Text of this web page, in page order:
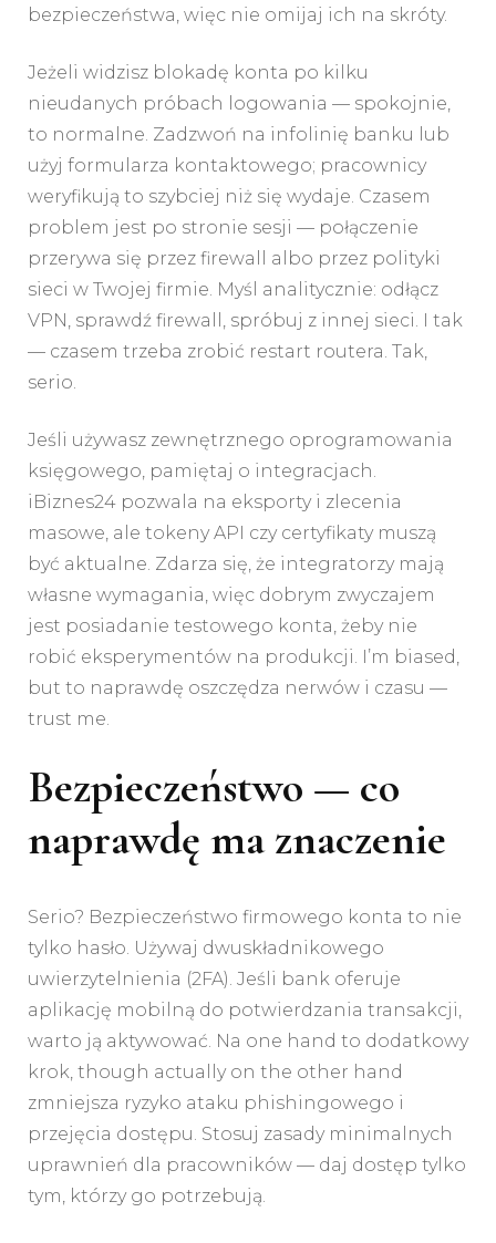
bezpieczeństwa, więc nie omijaj ich na skróty.
Jeżeli widzisz blokadę konta po kilku
nieudanych próbach logowania — spokojnie,
to normalne. Zadzwoń na infolinię banku lub
użyj formularza kontaktowego; pracownicy
weryfikują to szybciej niż się wydaje. Czasem
problem jest po stronie sesji — połączenie
przerywa się przez firewall albo przez polityki
sieci w Twojej firmie. Myśl analitycznie: odłącz
VPN, sprawdź firewall, spróbuj z innej sieci. I tak
— czasem trzeba zrobić restart routera. Tak,
serio.
Jeśli używasz zewnętrznego oprogramowania
księgowego, pamiętaj o integracjach.
iBiznes24 pozwala na eksporty i zlecenia
masowe, ale tokeny API czy certyfikaty muszą
być aktualne. Zdarza się, że integratorzy mają
własne wymagania, więc dobrym zwyczajem
jest posiadanie testowego konta, żeby nie
robić eksperymentów na produkcji. I’m biased,
but to naprawdę oszczędza nerwów i czasu —
trust me.
Bezpieczeństwo — co
naprawdę ma znaczenie
Serio? Bezpieczeństwo firmowego konta to nie
tylko hasło. Używaj dwuskładnikowego
uwierzytelnienia (2FA). Jeśli bank oferuje
aplikację mobilną do potwierdzania transakcji,
warto ją aktywować. Na one hand to dodatkowy
krok, though actually on the other hand
zmniejsza ryzyko ataku phishingowego i
przejęcia dostępu. Stosuj zasady minimalnych
uprawnień dla pracowników — daj dostęp tylko
tym, którzy go potrzebują.